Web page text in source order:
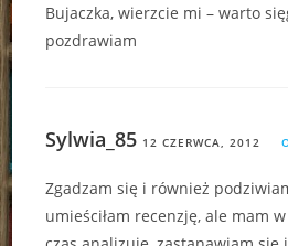
Bujaczka, wierzcie mi – warto
pozdrawiam
Sylwia_85 12 CZERWCA, 2012
Zgadzam się i również
umieściłam recenzję, ale mam w